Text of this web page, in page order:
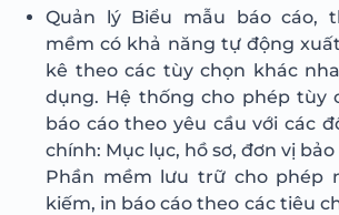
Quản lý Biểu mẫu báo cáo,
mềm có khả năng tự động
kê theo các tùy chọn khác
dụng. Hệ thống cho phép tùy
báo cáo theo yêu cầu với các
chính: Mục lục, hồ sơ, đơn vị
Phần mềm lưu trữ cho phép
kiếm, in báo cáo theo các tiêu